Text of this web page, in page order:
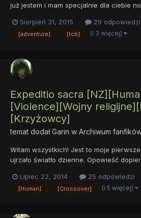
już jestem i mam specjalnie dla ciebie
wykończeniu. W fiku nie pada ani razu
przed wakacjami założyłem się z moją
Sierpień 31, 2015 29 odpowiedzi
[adventure] [tcb] (i 3 więcej)
Expeditio sacra
[Violence][Wojny
[Krzyżowcy]
temat dodałGarin w Archiwum
Witam wszystkich! Jest to moje
ujrzało światło dzienne. Opowieść
zostałem grą Medieval II Total War:
wykombinowałem w mniej więcej pięć
Lipiec 22, 2014 25 odpowiedzi
[Human] [Crossover] (i 5 więcej)